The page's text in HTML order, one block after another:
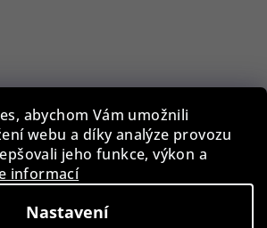
abychom Vám umožnili
webu a díky analýze provozu
jeho funkce, výkon a
informací
Nastavení
12CFBL box na hodinky a šperky
1 290 Kč
Skladem